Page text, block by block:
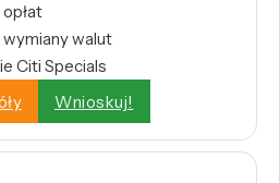
walut
Citi Specials
Wnioskuj!